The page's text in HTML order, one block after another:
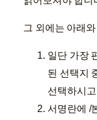
그 외에는 아래
일단 가장
된 선택지
선택하시
서명란에 /